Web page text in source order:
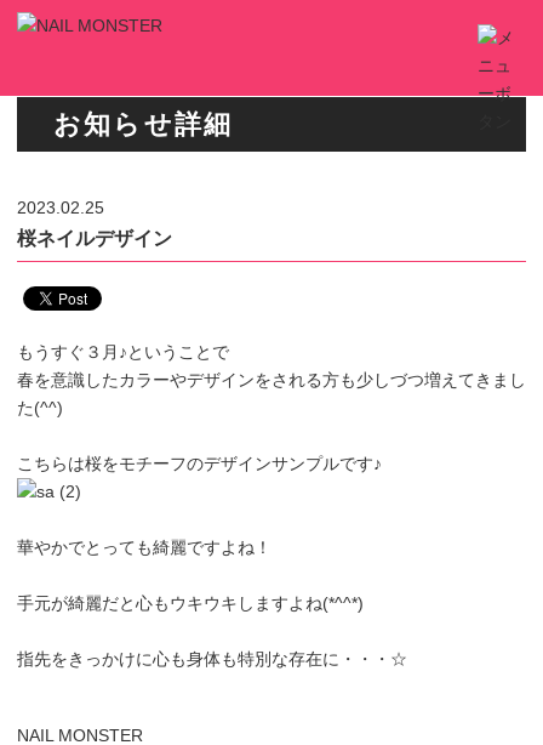
お知らせ詳細
2023.02.25
桜ネイルデザイン
もうすぐ３月♪ということで
春を意識したカラーやデザインをされる方も少しづつ増えてきまし
た(^^)
こちらは桜をモチーフのデザインサンプルです♪
華やかでとっても綺麗ですよね！
手元が綺麗だと心もウキウキしますよね(*^^*)
指先をきっかけに心も身体も特別な存在に・・・☆
NAIL MONSTER